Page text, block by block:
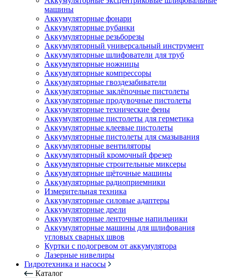
машины
Аккумуляторные фонари
Аккумуляторные рубанки
Аккумуляторные резьборезы
Аккумуляторный универсальный инструмент
Аккумуляторные шлифователи для труб
Аккумуляторные ножницы
Аккумуляторные компрессоры
Аккумуляторные гвоздезабиватели
Аккумуляторные заклёпочные пистолеты
Аккумуляторные продувочные пистолеты
Аккумуляторные технические фены
Аккумуляторные пистолеты для герметика
Аккумуляторные клеевые пистолеты
Аккумуляторные пистолеты для смазывания
Аккумуляторные вентиляторы
Аккумуляторный кромочный фрезер
Аккумуляторные строительные миксеры
Аккумуляторные щёточные машины
Аккумуляторные радиоприемники
Измерительная техника
Аккумуляторные силовые адаптеры
Аккумуляторные дрели
Аккумуляторные ленточные напильники
Аккумуляторные машины для шлифования
угловых сварных швов
Куртки с подогревом от аккумулятора
Лазерные нивелиры
Гидротехника и насосы
Каталог